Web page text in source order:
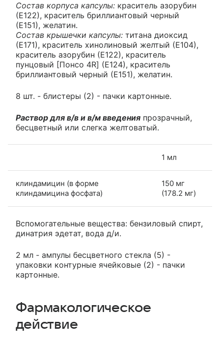
Состав корпуса капсулы: краситель азорубин
(Е122), краситель бриллиантовый черный
(Е151), желатин.
Состав крышечки капсулы: титана диоксид
(Е171), краситель хинолиновый желтый (Е104),
краситель азорубин (Е122), краситель
пунцовый [Понсо 4R] (Е124), краситель
бриллиантовый черный (Е151), желатин.
8 шт. - блистеры (2) - пачки картонные.
Раствор для в/в и в/м введения прозрачный,
бесцветный или слегка желтоватый.
1 мл
клиндамицин (в форме
клиндамицина фосфата)
150 мг
(178.2 мг)
Вспомогательные вещества: бензиловый спирт,
динатрия эдетат, вода д/и.
2 мл - ампулы бесцветного стекла (5) -
упаковки контурные ячейковые (2) - пачки
картонные.
Фармакологическое
действие